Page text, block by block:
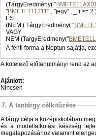
(TárgyEredmény( "
"BMETE111211
" ,
ÉS
(NEM ( TárgyEredmény( "
VAGY
NEM (TargyEredmeny("
A fenti forma a Neptun sajátja,
A kötelező előtanulmányi rend az
Ajánlott:
Nincsen
7. A tantárgy célkitűzése
A tárgy célja a középiskolában
és a modellalkotási készség
megalapozásához valamint